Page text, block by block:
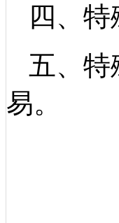
四、 特
五、 特
易。